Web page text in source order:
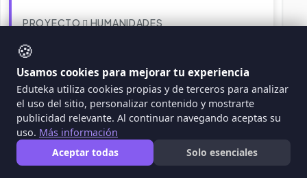
PROYECTO HUMANIDADES
🍪
Usamos cookies para mejorar tu experiencia
Eduteka utiliza cookies propias y de terceros para analizar
el uso del sitio, personalizar contenido y mostrarte
publicidad relevante. Al continuar navegando aceptas su
uso. Más información
Aceptar todas
Solo esenciales